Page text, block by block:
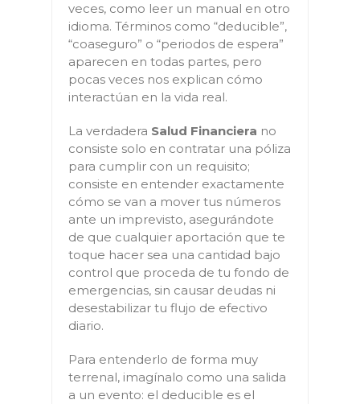
veces, como leer un manual en otro
idioma. Términos como “deducible”,
“coaseguro” o “periodos de espera”
aparecen en todas partes, pero
pocas veces nos explican cómo
interactúan en la vida real.
La verdadera Salud Financiera no
consiste solo en contratar una póliza
para cumplir con un requisito;
consiste en entender exactamente
cómo se van a mover tus números
ante un imprevisto, asegurándote
de que cualquier aportación que te
toque hacer sea una cantidad bajo
control que proceda de tu fondo de
emergencias, sin causar deudas ni
desestabilizar tu flujo de efectivo
diario.
Para entenderlo de forma muy
terrenal, imagínalo como una salida
a un evento: el deducible es el